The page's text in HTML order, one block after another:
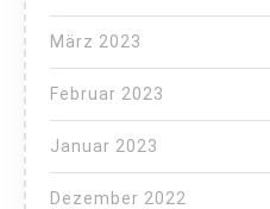
März 2023
Februar 2023
Januar 2023
Dezember 2022